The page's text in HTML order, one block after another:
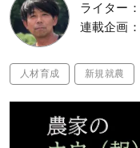
ライター：
連載企画：
人材育成 新規就農